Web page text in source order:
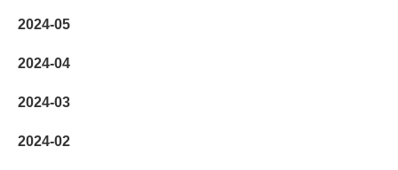
2024-05
2024-04
2024-03
2024-02